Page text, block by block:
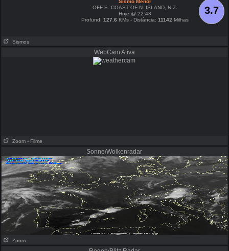
3.7
Sismo Menor
OFF E. COAST OF N. ISLAND, N.Z.
Hoje @ 22:43
Profund: 127.6 KMs - Distância: 11142 Milhas
Sismos
WebCam Ativa
Zoom - Filme
Sonne/Wolkenradar
Zoom